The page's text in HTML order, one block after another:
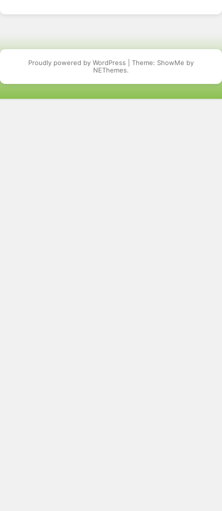
Proudly powered by WordPress
Theme: ShowMe by
NEThemes.